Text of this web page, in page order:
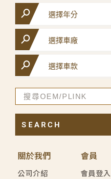
關於我們
公司介紹
會員
會員登入
SEARCH